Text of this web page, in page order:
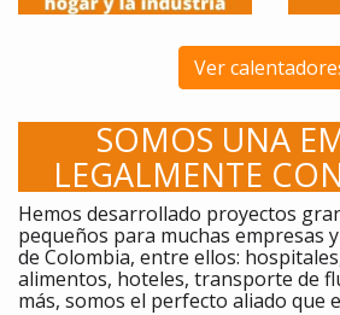
Ver
SOMOS UNA
LEGALMENTE
Hemos desarrollado proyectos
pequeños para muchas empresas
de Colombia, entre ellos:
alimentos, hoteles, transporte de
más, somos el perfecto aliado que